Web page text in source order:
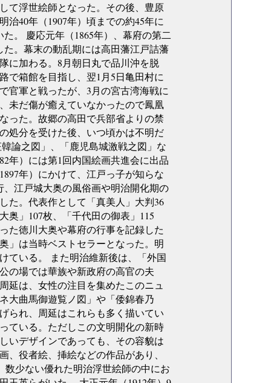
て浮世絵師となった。その後、豊原
40年（1907年）頃までの約45年に
。 慶応元年（1865年）、幕府の第二
。幕末の動乱期には高田藩江戸詰藩
に加わる。8月朝日丸で品川沖を脱
で箱館を目指し、翌1月5日亀田村に
官軍と戦ったが、3月の宮古湾海戦に
未だ傷が癒えていなかったので鳳凰
った。故郷の高田で兵部省よりの禁
処分を受けた後、いつ頃かは不明だ
論之図」、「鹿児島城激戦之図」な
年）には第1回内国絵画共進会に出品
年）にかけて、江戸っ子が知らな
江戸城大奥の風俗画や明治開化期の
た。代表作として「真美人」大判36
奥」107枚、「千代田の御表」115
た徳川大奥や幕府の行事を記録した
」は当時ベストセラーとなった。明
ている。 また明治維新後は、「外国
の場では華族や新政府の高官の夫
延は、女性の注目を集めたこのニュ
大曲馬御遊覧ノ図」や「倭錦春乃
られ、周延はこれらも多く描いてい
ている。ただしこの文明開化の新時
いデザインであっても、その容貌は
役者絵、挿絵などの作品があり、
少ない優れた明治浮世絵師の中にお